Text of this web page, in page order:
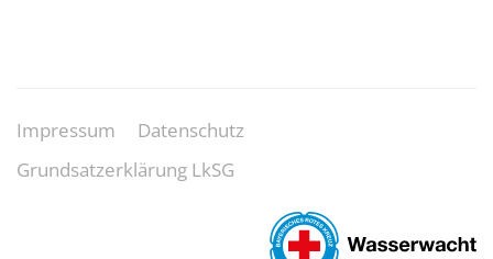
Impressum
Datenschutz
Grundsatzerklärung LkSG